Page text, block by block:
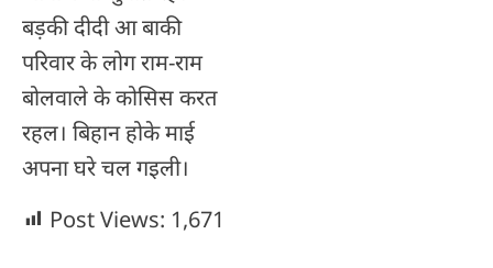
बड़की दीदी आ बाकी
परिवार के लोग राम-राम
बोलवाले के कोसिस करत
रहल। बिहान होके माई
अपना घरे चल गइली।
Post Views: 1,671